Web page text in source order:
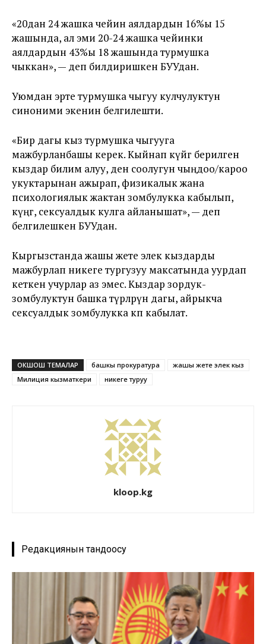
«20дан 24 жашка чейин аялдардын 16%ы 15
жашында, ал эми 20-24 жашка чейинки
аялдардын 43%ы 18 жашында турмушка
чыккан», — деп билдиришкен БУУдан.
Уюмдан эрте турмушка чыгуу кулчулуктун
синоними экенин белгилешти.
«Бир дагы кыз турмушка чыгууга
мажбурланбашы керек. Кыйнап күйөөгө берилген
кыздар билим алуу, ден соолугун чыңдоо/кароо
укуктарынан ажырап, физикалык жана
психологиялык жактан зомбулукка кабылып,
күңгө, сексуалдык кулга айланышат», — деп
белгилешкен БУУдан.
Кыргызстанда жашы жете элек кыздарды
мажбурлап никеге тургузуу максатында уурдап
кеткен учурлар аз эмес. Кыздар зордук-
зомбулуктун башка түрлөрүнө дагы, айрыкча
сексуалдык зомбулукка көп кабылат.
ОКШОШ ТЕМАЛАР башкы прокуратура
жашы жете элек кыз
Милиция кызматкери
никеге туруу
kloop.kg
Редакциянын тандоосу